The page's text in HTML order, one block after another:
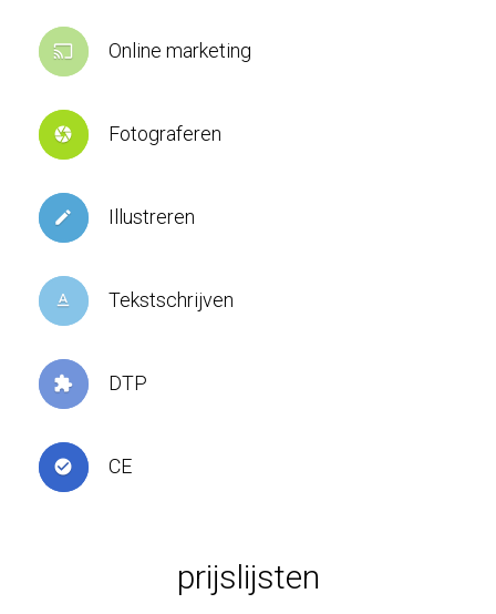
cast Online marketing
camera Fotograferen
create Illustreren
text_format Tekstschrijven
extension DTP
check_circle CE
prijslijsten